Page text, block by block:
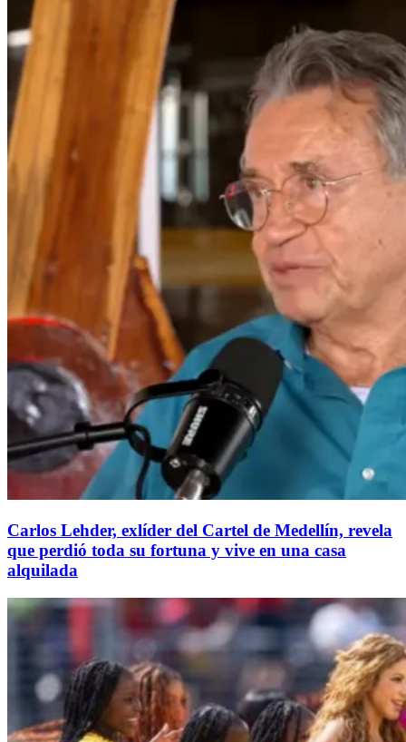
Carlos Lehder, exlíder del Cartel de Medellín, revela
que perdió toda su fortuna y vive en una casa
alquilada